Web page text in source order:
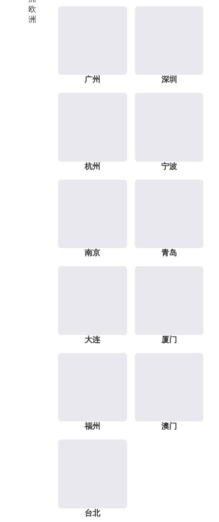
欧
洲
广州 深圳
杭州 宁波
南京 青岛
大连 厦门
福州 澳门
台北